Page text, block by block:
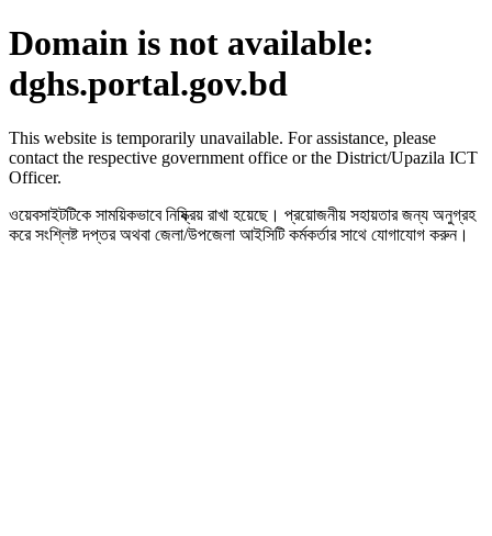
Domain is not available:
dghs.portal.gov.bd
This website is temporarily unavailable. For assistance, please
contact the respective government office or the District/Upazila ICT
Officer.
ওয়েবসাইটটিকে সাময়িকভাবে নিষ্ক্রিয় রাখা হয়েছে। প্রয়োজনীয় সহায়তার জন্য অনুগ্রহ
করে সংশ্লিষ্ট দপ্তর অথবা জেলা/উপজেলা আইসিটি কর্মকর্তার সাথে যোগাযোগ করুন।